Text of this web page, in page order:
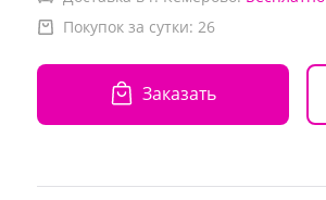
Покупок за сутки: 26
Заказать